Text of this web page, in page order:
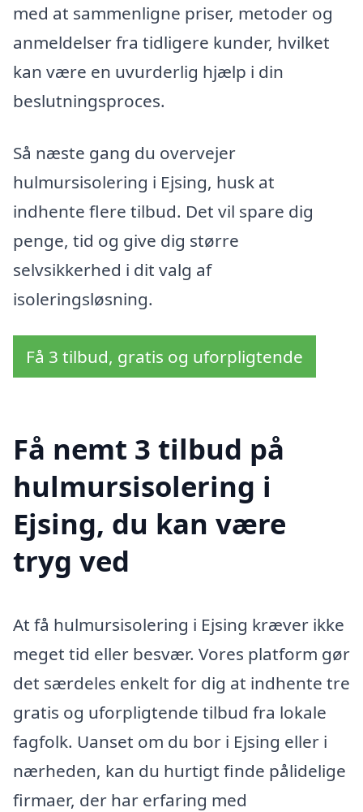
med at sammenligne priser, metoder og
anmeldelser fra tidligere kunder, hvilket
kan være en uvurderlig hjælp i din
beslutningsproces.
Så næste gang du overvejer
hulmursisolering i Ejsing, husk at
indhente flere tilbud. Det vil spare dig
penge, tid og give dig større
selvsikkerhed i dit valg af
isoleringsløsning.
Få 3 tilbud, gratis og uforpligtende
Få nemt 3 tilbud på
hulmursisolering i
Ejsing, du kan være
tryg ved
At få hulmursisolering i Ejsing kræver ikke
meget tid eller besvær. Vores platform gør
det særdeles enkelt for dig at indhente tre
gratis og uforpligtende tilbud fra lokale
fagfolk. Uanset om du bor i Ejsing eller i
nærheden, kan du hurtigt finde pålidelige
firmaer, der har erfaring med